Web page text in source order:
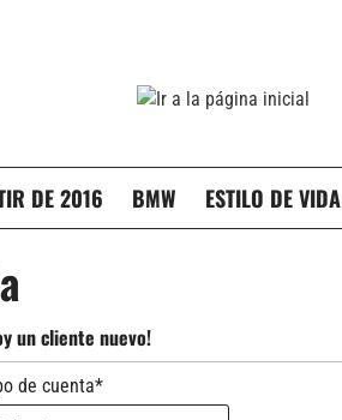
DE 2016 BMW ESTILO DE VIDA
un cliente nuevo!
personal
de cuenta*